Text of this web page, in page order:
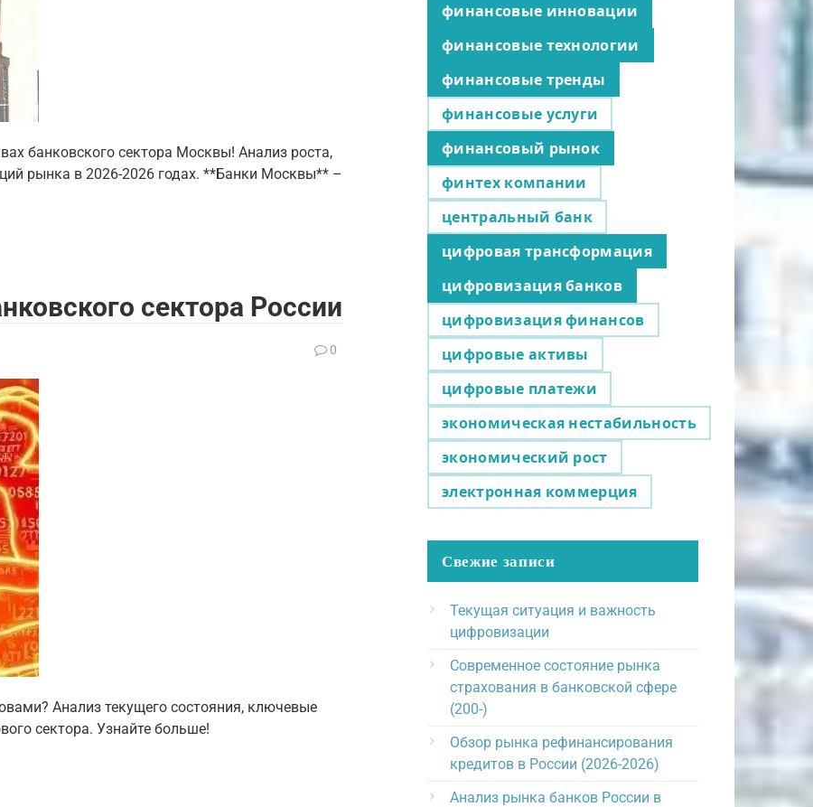
банковского сектора Москвы! Анализ роста,
рынка в 2026-2026 годах. **Банки Москвы** –
сектора России
0
Анализ текущего состояния, ключевые
сектора. Узнайте больше!
финансовые инновации
финансовые технологии
финансовые тренды
финансовые услуги
финансовый рынок
финтех компании
центральный банк
цифровая трансформация
цифровизация банков
цифровизация финансов
цифровые активы
цифровые платежи
экономическая нестабильность
экономический рост
электронная коммерция
Свежие записи
Текущая ситуация и важность
цифровизации
Современное состояние рынка
страхования в банковской сфере
(200-)
Обзор рынка рефинансирования
кредитов в России (2026-2026)
Анализ рынка банков России в